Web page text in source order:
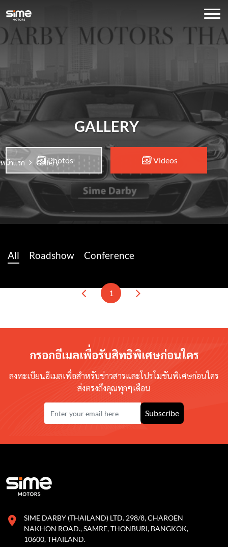
หน้าแรก Gallery
GALLERY
Photos Videos
All Roadshow Conference
1
กรอกอีเมลเพื่อรับสิทธิพิเศษก่อนใคร
ลงทะเบียนอีเมลเพื่อสำหรับข่าวสารและโปรโมชันพิเศษก่อนใคร
ส่งตรงถึงคุณทุกๆเดือน
Subscribe
SIME DARBY (THAILAND) LTD. 298/8, CHAROEN
NAKHON ROAD., SAMRE, THONBURI, BANGKOK,
10600, THAILAND.